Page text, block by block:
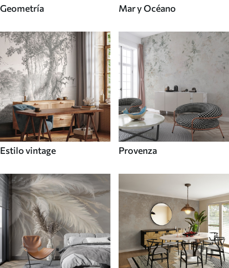
Geometría Mar y Océano
Estilo vintage Provenza